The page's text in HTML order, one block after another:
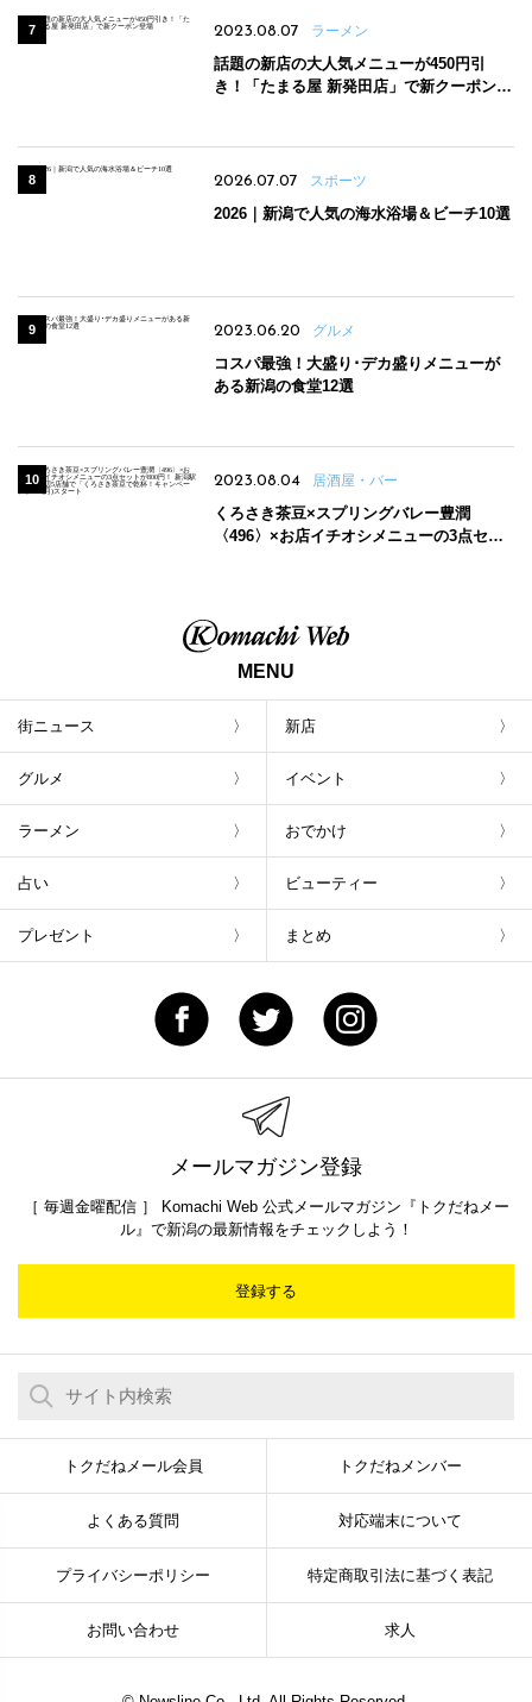
2023.08.07 ラーメン
話題の新店の大人気メニューが450円引
き！「たまる屋 新発田店」で新クーポン登
2026.07.07 スポーツ
2026｜新潟で人気の海水浴場＆ビーチ10選
2023.06.20 グルメ
コスパ最強！大盛り･デカ盛りメニューが
ある新潟の食堂12選
2023.08.04 居酒屋・バー
くろさき茶豆×スプリングバレー豊潤
〈496〉×お店イチオシメニューの3点セッ
MENU
街ニュース 新店
グルメ イベント
ラーメン おでかけ
占い ビューティー
プレゼント まとめ
メールマガジン登録
［ 毎週金曜配信 ］ Komachi Web 公式メールマガジン『トクだねメー
ル』で新潟の最新情報をチェックしよう！
登録する
トクだねメール会員 トクだねメンバー
よくある質問 対応端末について
プライバシーポリシー 特定商取引法に基づく表記
お問い合わせ 求人